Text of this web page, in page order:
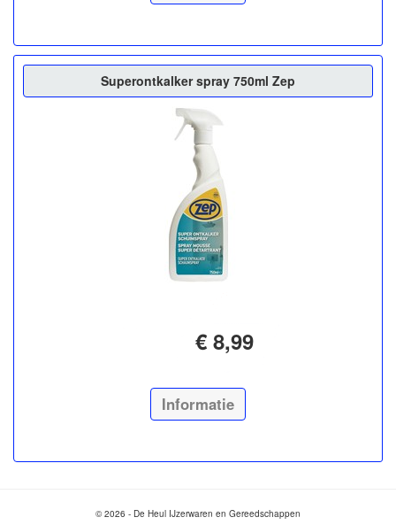
Superontkalker spray 750ml Zep
€ 8,99
Informatie
© 2026 - De Heul IJzerwaren en Gereedschappen